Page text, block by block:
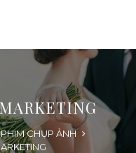
CHỤP ẢNH